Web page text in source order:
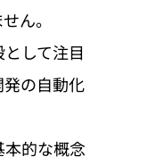
ん。
して注目
の自動化
的な概念